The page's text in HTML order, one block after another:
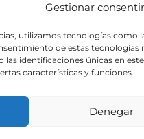
Gestionar
utilizamos tecnologías como
de estas
identificaciones únicas en
características y funciones.
Denegar